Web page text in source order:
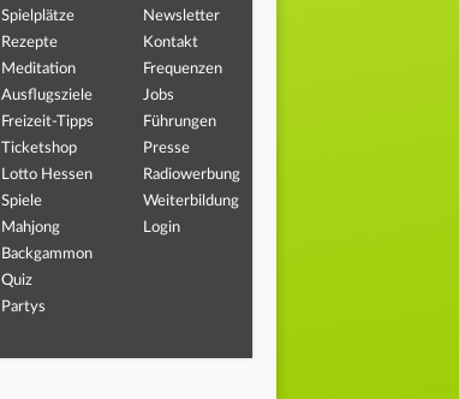
Spielplätze
Rezepte
Meditation
Ausflugsziele
Freizeit-Tipps
Ticketshop
Lotto Hessen
Spiele
Mahjong
Backgammon
Quiz
Partys
Newsletter
Kontakt
Frequenzen
Jobs
Führungen
Presse
Radiowerbung
Weiterbildung
Login